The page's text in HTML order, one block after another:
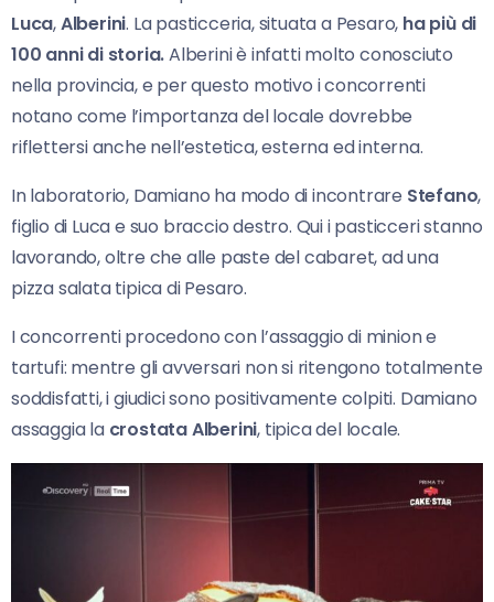
Luca,Alberini. La pasticceria, situata a Pesaro, ha più di
100 anni di storia.Alberini è infatti molto conosciuto
nella provincia, e per questo motivo i concorrenti
notano come l’importanza del locale dovrebbe
riflettersi anche nell’estetica, esterna ed interna.
In laboratorio, Damiano ha modo di incontrare Stefano,
figlio di Luca e suo braccio destro. Qui i pasticceri stanno
lavorando, oltre che alle paste del cabaret, ad una
pizza salata tipica di Pesaro.
I concorrenti procedono con l’assaggio di minion e
tartufi: mentre gli avversari non si ritengono totalmente
soddisfatti, i giudici sono positivamente colpiti. Damiano
assaggia la crostata Alberini, tipica del locale.